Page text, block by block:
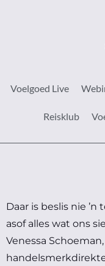
Voelgoed Live
Reisklub
Daar is beslis nie
asof alles wat ons
Venessa